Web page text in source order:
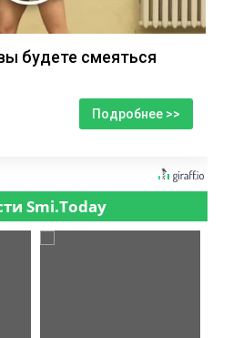
будете смеяться
Подробнее >>